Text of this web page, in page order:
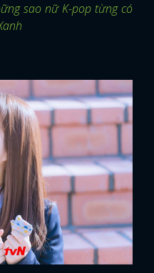
sao nữ K-pop từng có